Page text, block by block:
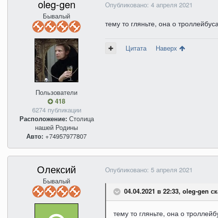
oleg-gen
Бывалый
Пользователи
418
6274 публикации
Расположение:Столица
нашей Родины
Авто: +74957977807
Опубликовано: 4 апреля 2021
тему то гляньте, она о
Цитата Наверх
Олексий
Бывалый
Опубликовано: 5 апреля 2021
04.04.2021 в 22:33, oleg-gen
тему то гляньте, она о